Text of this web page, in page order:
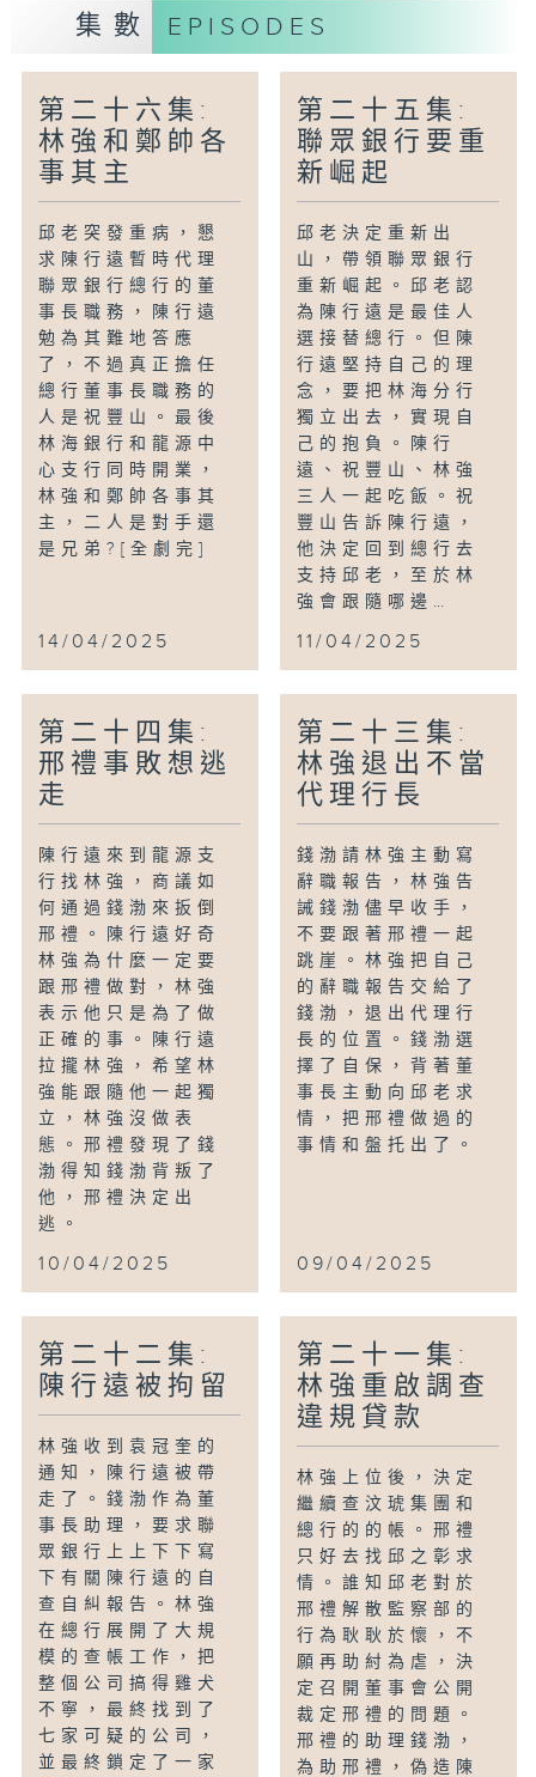
集數 EPISODES
第二十六集:
林強和鄭帥各
事其主
邱老突發重病，懇
求陳行遠暫時代理
聯眾銀行總行的董
事長職務，陳行遠
勉為其難地答應
了，不過真正擔任
總行董事長職務的
人是祝豐山。最後
林海銀行和龍源中
心支行同時開業，
林強和鄭帥各事其
主，二人是對手還
是兄弟?[全劇完]
14/04/2025
第二十五集:
聯眾銀行要重
新崛起
邱老決定重新出
山，帶領聯眾銀行
重新崛起。邱老認
為陳行遠是最佳人
選接替總行。但陳
行遠堅持自己的理
念，要把林海分行
獨立出去，實現自
己的抱負。陳行
遠、祝豐山、林強
三人一起吃飯。祝
豐山告訴陳行遠，
他決定回到總行去
支持邱老，至於林
強會跟隨哪邊…
11/04/2025
第二十四集:
邢禮事敗想逃
走
陳行遠來到龍源支
行找林強，商議如
何通過錢渤來扳倒
邢禮。陳行遠好奇
林強為什麼一定要
跟邢禮做對，林強
表示他只是為了做
正確的事。陳行遠
拉攏林強，希望林
強能跟隨他一起獨
立，林強沒做表
態。邢禮發現了錢
渤得知錢渤背叛了
他，邢禮決定出
逃。
10/04/2025
第二十三集:
林強退出不當
代理行長
錢渤請林強主動寫
辭職報告，林強告
誡錢渤儘早收手，
不要跟著邢禮一起
跳崖。林強把自己
的辭職報告交給了
錢渤，退出代理行
長的位置。錢渤選
擇了自保，背著董
事長主動向邱老求
情，把邢禮做過的
事情和盤托出了。
09/04/2025
第二十二集:
陳行遠被拘留
林強收到袁冠奎的
通知，陳行遠被帶
走了。錢渤作為董
事長助理，要求聯
眾銀行上上下下寫
下有關陳行遠的自
查自糾報告。林強
在總行展開了大規
模的查帳工作，把
整個公司搞得雞犬
不寧，最終找到了
七家可疑的公司，
並最終鎖定了一家
第二十一集:
林強重啟調查
違規貸款
林強上位後，決定
繼續查汶琥集團和
總行的的帳。邢禮
只好去找邱之彰求
情。誰知邱老對於
邢禮解散監察部的
行為耿耿於懷，不
願再助紂為虐，決
定召開董事會公開
裁定邢禮的問題。
邢禮的助理錢渤，
為助邢禮，偽造陳